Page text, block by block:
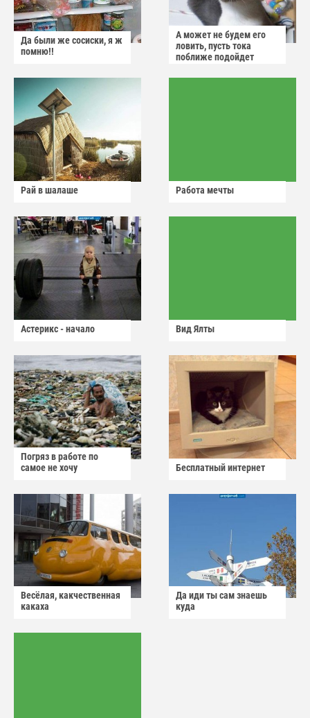
Да были же сосиски, я ж
помню!!
А может не будем его
ловить, пусть тока
поближе подойдет
Рай в шалаше Работа мечты
Астерикс - начало Вид Ялты
Погряз в работе по
самое не хочу
Бесплатный интернет
Весёлая, какчественная
какаха
Да иди ты сам знаешь
куда